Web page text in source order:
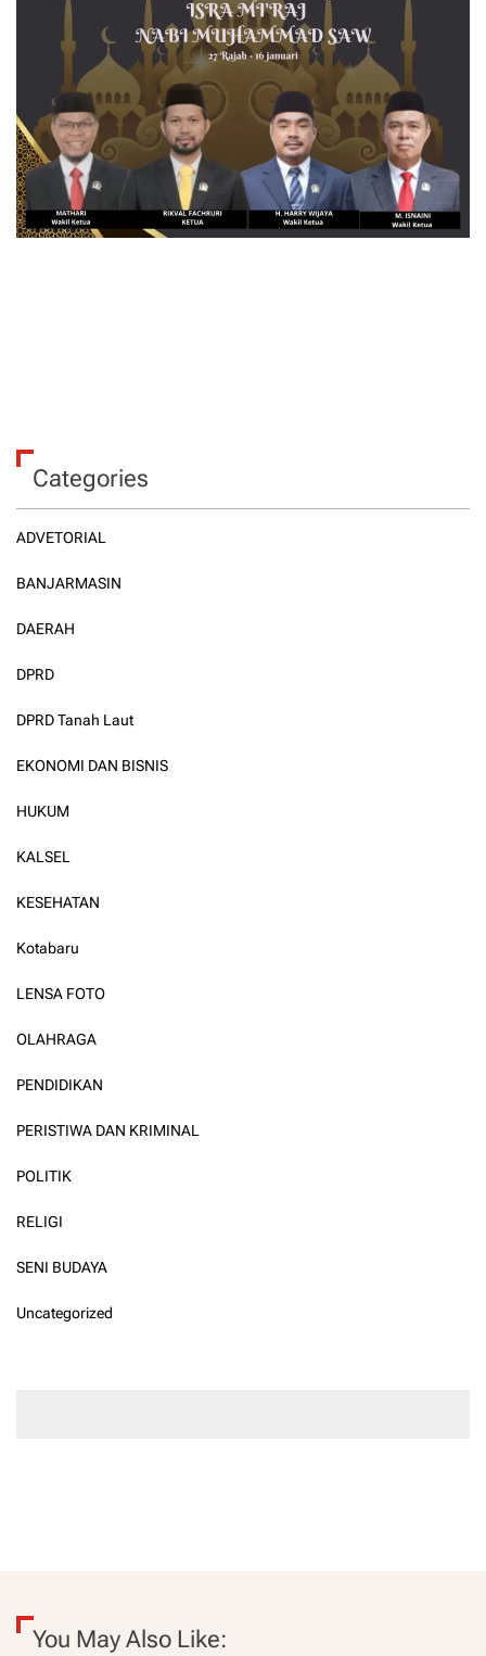
Categories
ADVETORIAL
BANJARMASIN
DAERAH
DPRD
DPRD Tanah Laut
EKONOMI DAN BISNIS
HUKUM
KALSEL
KESEHATAN
Kotabaru
LENSA FOTO
OLAHRAGA
PENDIDIKAN
PERISTIWA DAN KRIMINAL
POLITIK
RELIGI
SENI BUDAYA
Uncategorized
You May Also Like: